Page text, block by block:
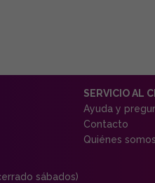
sábados)
SERVICIO AL
Ayuda y
Contacto
Quiénes somos